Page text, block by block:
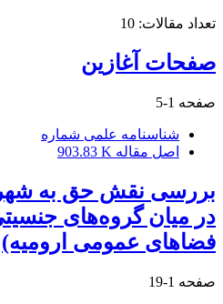
تعداد مقالات: 10
صفحات آغازین
صفحه 1-5
شناسنامه علمی شماره
اصل مقاله 903.83 K
بررسی نقش حق به
در میان گروه‌های
فضاهای عمومی ارومیه)
صفحه 1-19